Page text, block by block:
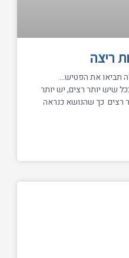
תביאו את הפטיש…
שיש יותר רצים, יש יותר
רצים כך שהנושא כנראה